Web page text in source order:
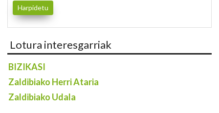
Lotura interesgarriak
BIZIKASI
Zaldibiako Herri Ataria
Zaldibiako Udala